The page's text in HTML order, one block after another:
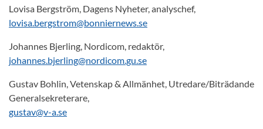
Lovisa Bergström, Dagens Nyheter, analyschef,
lovisa.bergstrom@bonniernews.se
Johannes Bjerling, Nordicom, redaktör,
johannes.bjerling@nordicom.gu.se
Gustav Bohlin, Vetenskap & Allmänhet, Utredare/Biträdande
Generalsekreterare,
gustav@v-a.se